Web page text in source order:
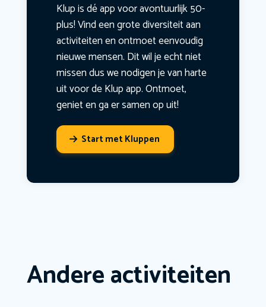
Klup is dé app voor avontuurlijk 50-
plus! Vind een grote diversiteit aan
activiteiten en ontmoet eenvoudig
nieuwe mensen. Dit wil je echt niet
missen dus we nodigen je van harte
uit voor de Klup app. Ontmoet,
geniet en ga er samen op uit!
Start met Kluppen
Andere activiteiten